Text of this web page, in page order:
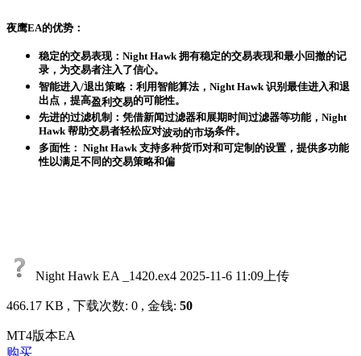
夜鹰EA的优势：
稳定的交易表现：Night Hawk 拥有稳定的交易表现和最小回撤的记
录，为交易者注入了信心。
智能进入/退出策略：利用智能算法，Night Hawk 识别最佳进入和退
出点，提高盈利交易的可能性。
先进的过滤机制：凭借新闻过滤器和展期时间过滤器等功能，Night
Hawk 帮助交易者轻松应对波动的市场条件。
多面性： Night Hawk 支持多种货币对和可定制的设置，提供多功能
性以满足不同的交易策略和偏
Night Hawk EA _1420.ex4 2025-11-6 11:09上传
466.17 KB , 下载次数: 0 , 金钱: 50
MT4版本EA
购买